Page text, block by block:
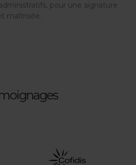
pour une signature
maîtrisée.